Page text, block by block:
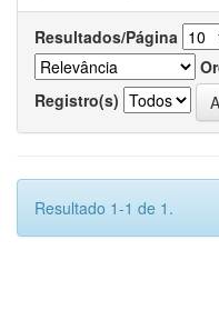
Resultados/Página
Registro(s)
Resultado 1-1 de 1.